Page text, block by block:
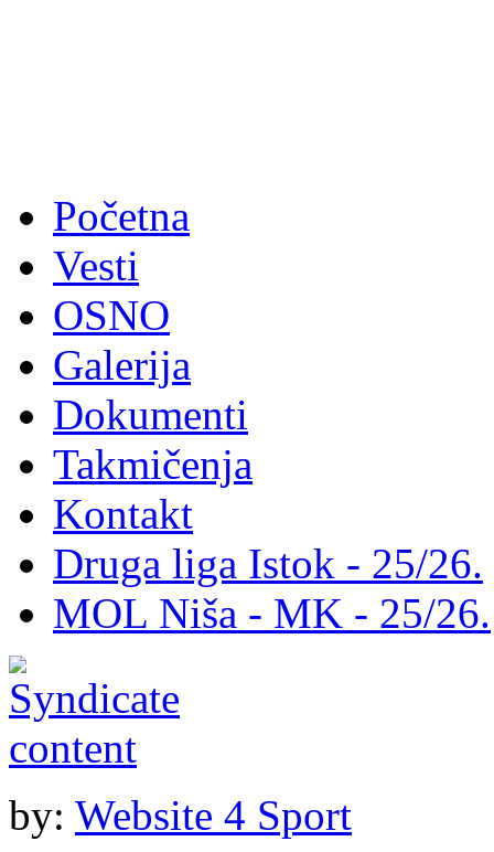
Početna
Vesti
OSNO
Galerija
Dokumenti
Takmičenja
Kontakt
Druga liga Istok - 25/26.
MOL Niša - MK - 25/26.
by: Website 4 Sport